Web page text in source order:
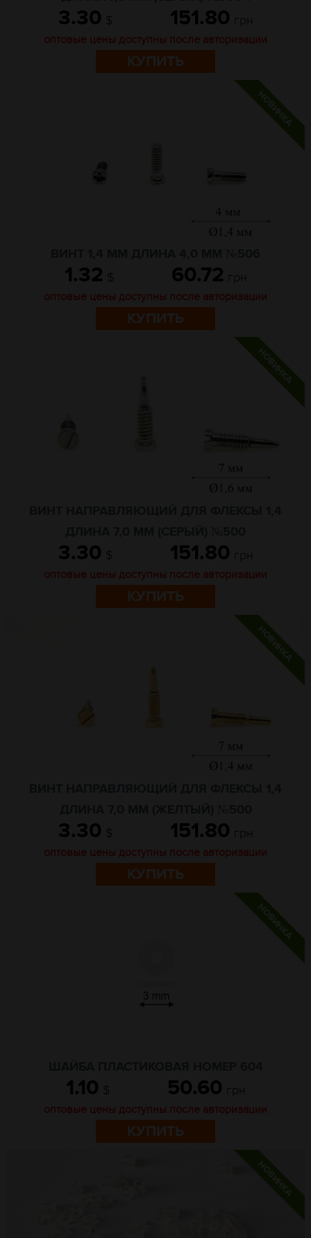
3.30 $ 151.80 грн
оптовые цены доступны после авторизации
КУПИТЬ
1.32 $ 60.72 грн
оптовые цены доступны после авторизации
КУПИТЬ
3.30 $ 151.80 грн
оптовые цены доступны после авторизации
КУПИТЬ
3.30 $ 151.80 грн
оптовые цены доступны после авторизации
КУПИТЬ
1.10 $ 50.60 грн
оптовые цены доступны после авторизации
КУПИТЬ